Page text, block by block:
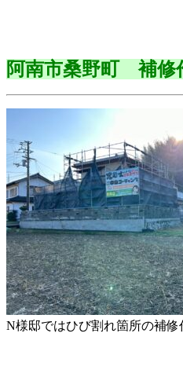
阿南市桑野町 補
N様邸ではひび割れ箇所の補修